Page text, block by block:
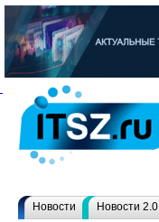
Новости Новости 2.0